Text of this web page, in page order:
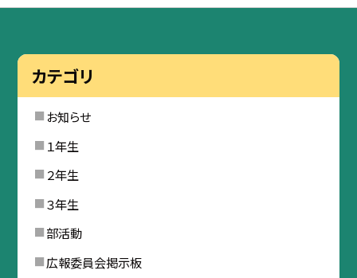
カテゴリ
お知らせ
１年生
２年生
３年生
部活動
広報委員会掲示板